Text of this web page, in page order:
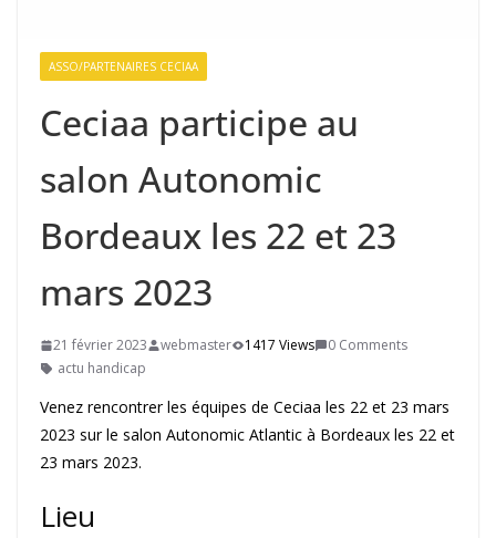
ASSO/PARTENAIRES CECIAA
Ceciaa participe au
salon Autonomic
Bordeaux les 22 et 23
mars 2023
21 février 2023 webmaster 1417 Views
0 Comments
actu handicap
Venez rencontrer les équipes de Ceciaa les 22 et 23 mars
2023 sur le salon Autonomic Atlantic à Bordeaux les 22 et
23 mars 2023.
Lieu